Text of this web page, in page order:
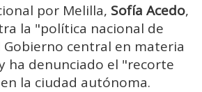
por Melilla, Sofía Acedo,
la "política nacional de
Gobierno central en materia
ha denunciado el "recorte
la ciudad autónoma.